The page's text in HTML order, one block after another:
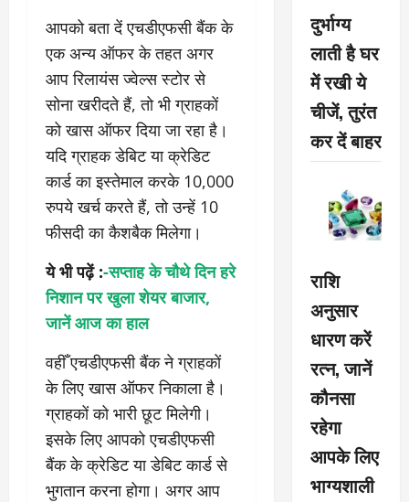
आपको बता दें एचडीएफसी बैंक के
एक अन्य ऑफर के तहत अगर
आप रिलायंस ज्वेल्स स्टोर से
सोना खरीदते हैं, तो भी ग्राहकों
को खास ऑफर दिया जा रहा है।
यदि ग्राहक डेबिट या क्रेडिट
कार्ड का इस्तेमाल करके 10,000
रुपये खर्च करते हैं, तो उन्हें 10
फीसदी का कैशबैक मिलेगा।
ये भी पढ़ें :-सप्ताह के चौथे दिन हरे
निशान पर खुला शेयर बाजार,
जानें आज का हाल
वहीँ एचडीएफसी बैंक ने ग्राहकों
के लिए खास ऑफर निकाला है।
ग्राहकों को भारी छूट मिलेगी।
इसके लिए आपको एचडीएफसी
बैंक के क्रेडिट या डेबिट कार्ड से
भुगतान करना होगा। अगर आप
दुर्भाग्य
लाती है घर
में रखी ये
चीजें, तुरंत
कर दें बाहर
राशि
अनुसार
धारण करें
रत्न, जानें
कौनसा
रहेगा
आपके लिए
भाग्यशाली